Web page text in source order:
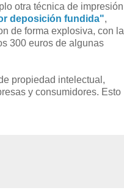
otra técnica de impresión
deposición fundida",
de forma explosiva, con la
300 euros de algunas
propiedad intelectual,
y consumidores. Esto